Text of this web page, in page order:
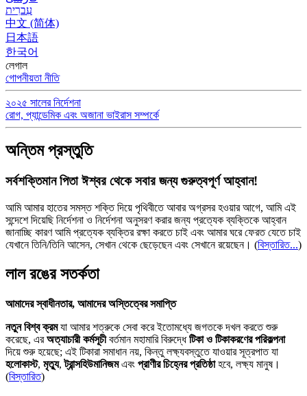
עִברִית
中文 (简体)
日本語
한국어
লেগাল
গোপনীয়তা নীতি
২০২৫ সালের নির্দেশনা
রোগ, প্যান্ডেমিক এবং অজানা ভাইরাস সম্পর্কে
অন্তিম প্রস্তুতি
সর্বশক্তিমান পিতা ঈশ্বর থেকে সবার জন্য গুরুত্বপূর্ণ আহ্বান!
আমি আমার হাতের সমস্ত শক্তি দিয়ে পৃথিবীতে আবার অগ্রসর হওয়ার আগে, আমি এই
সন্দেশে দিয়েছি নির্দেশনা ও নির্দেশনা অনুসরণ করার জন্য প্রত্যেক ব্যক্তিকে আহ্বান
জানাচ্ছি কারণ আমি প্রত্যেক ব্যক্তির রক্ষা করতে চাই এবং আমার ঘরে ফেরত যেতে চাই
যেখানে তিনি/তিনি আসেন, সেখান থেকে ছেড়েছেন এবং সেখানে রয়েছেন। (বিস্তারিত...)
লাল রঙের সতর্কতা
আমাদের স্বাধীনতার, আমাদের অস্তিত্বের সমাপ্তি
নতুন বিশ্ব ক্রমযা আমার শত্রুকে সেবা করে ইতোমধ্যে জগতকে দখল করতে শুরু
করেছে, এরঅত্যাচারী কর্মসূচীবর্তমান মহামারি বিরুদ্ধেটিকা ও টিকাকরণের পরিকল্পনা
দিয়ে শুরু হয়েছে; এই টিকারা সমাধান নয়, কিন্তু লক্ষ্যবস্তুতে যাওয়ার সূত্রপাত যা
হলোকাস্ট, মৃত্যু,ট্রান্সহিউমানিজমএবং প্রাণীর চিহ্নের প্রতিষ্ঠাহবে, লক্ষ্য মানুষ।
(বিস্তারিত)